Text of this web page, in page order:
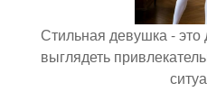
Стильная девушка - это
выглядеть